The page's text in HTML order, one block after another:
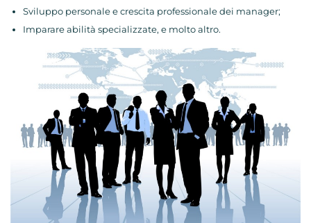
Sviluppo personale e crescita professionale dei manager;
Imparare abilità specializzate, e molto altro.